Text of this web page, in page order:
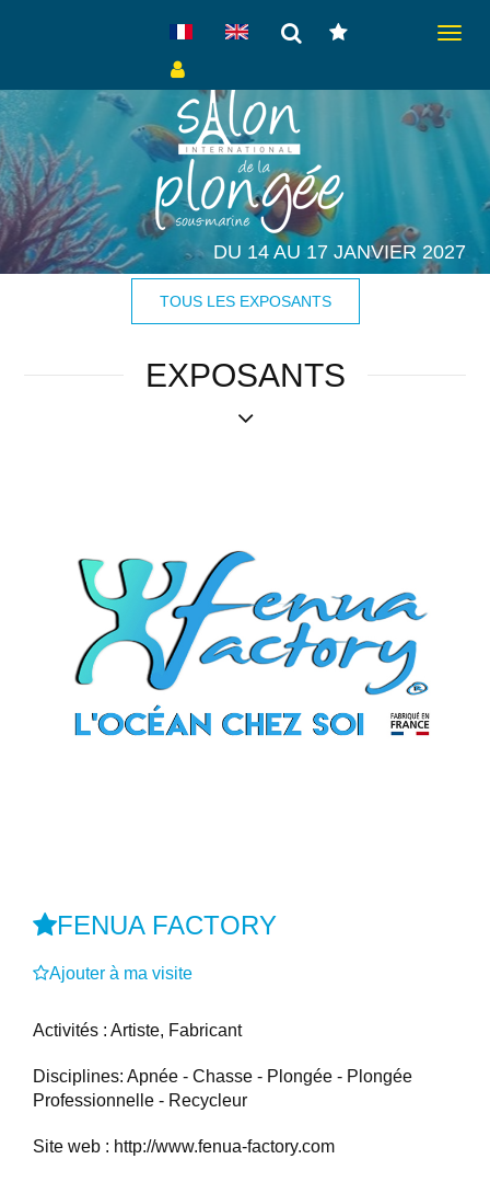
Toggle
DU 14 AU 17 JANVIER 2027
TOUS LES EXPOSANTS
EXPOSANTS
FENUA FACTORY
Ajouter à ma visite
Activités : Artiste, Fabricant
Disciplines: Apnée - Chasse - Plongée - Plongée
Professionnelle - Recycleur
Site web : http://www.fenua-factory.com